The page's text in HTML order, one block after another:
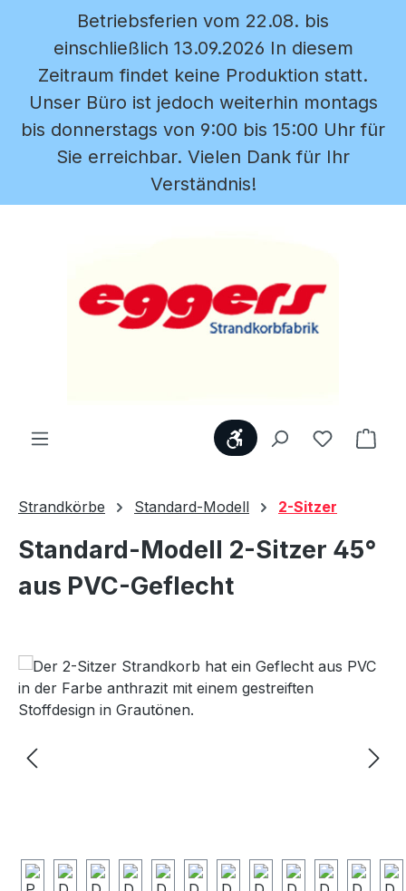
Zum Hauptinhalt springen
Betriebsferien vom 22.08. bis
einschließlich 13.09.2026 In diesem
Zeitraum findet keine Produktion statt.
Unser Büro ist jedoch weiterhin montags
bis donnerstags von 9:00 bis 15:00 Uhr für
Sie erreichbar. Vielen Dank für Ihr
Verständnis!
WerkzeugleisteDu hast 0
Strandkörbe Standard-Modell 2-Sitzer
Standard-Modell 2-Sitzer 45°
aus PVC-Geflecht
Bildergalerie überspringen